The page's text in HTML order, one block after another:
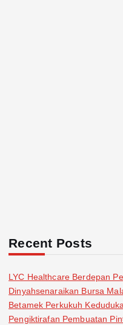
Recent Posts
LYC Healthcare Berdepan
Dinyahsenaraikan Bursa
Betamek Perkukuh
Pengiktirafan Pembuatan